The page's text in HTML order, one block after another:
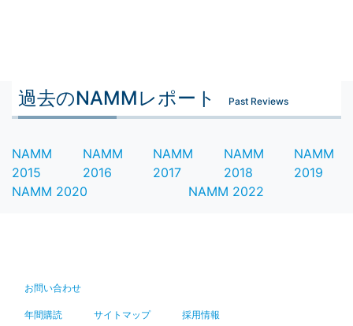
過去のNAMMレポート Past Reviews
NAMM
2015
NAMM
2016
NAMM
2017
NAMM
2018
NAMM
2019
NAMM 2020
NAMM 2022
お問い合わせ
年間購読 サイトマップ 採用情報